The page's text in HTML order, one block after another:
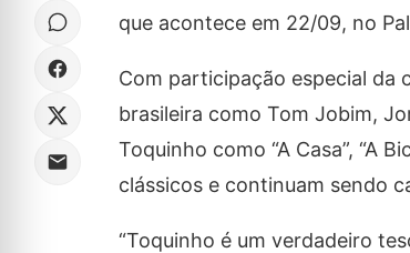
que acontece em 22/09, no
Com participação especial da
brasileira como Tom Jobim,
Toquinho como “A Casa”, “A
clássicos e continuam sendo
“Toquinho é um verdadeiro